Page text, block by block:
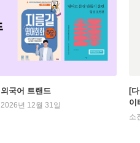
국어 트랜드
년 12월 31일
[
이
소